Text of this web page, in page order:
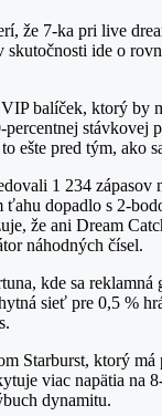
že 7‑ka pri live
skutočnosti ide o
balíček, ktorý by
stávkovej
ešte pred tým, ako
1 234 zápasov
ťahu dopadlo s
že ani Dream
náhodných čísel.
kde sa reklamná
sieť pre 0,5 %
Starburst, ktorý
viac napätia na
dynamitu.